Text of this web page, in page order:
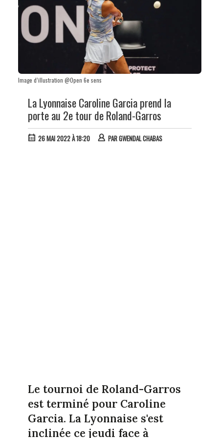
Image d’illustration @Open 6e sens
La Lyonnaise Caroline Garcia prend la
porte au 2e tour de Roland-Garros
26 MAI 2022 À 18:20 PARGWENDAL CHABAS
Le tournoi de Roland-Garros
est terminé pour Caroline
Garcia. La Lyonnaise s'est
inclinée ce jeudi face à